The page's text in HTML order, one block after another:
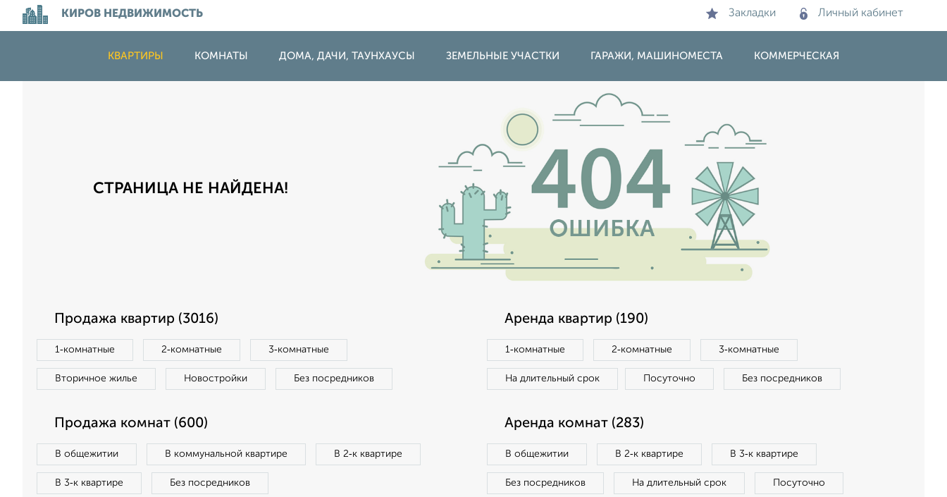
КИРОВ НЕДВИЖИМОСТЬ Закладки Личный кабинет
КВАРТИРЫ КОМНАТЫ ДОМА, ДАЧИ, ТАУНХАУСЫ ЗЕМЕЛЬНЫЕ УЧАСТКИ ГАРАЖИ, МАШИНОМЕСТА КОММЕРЧЕСКАЯ
СТРАНИЦА НЕ НАЙДЕНА!
Продажа квартир (3016)
1‑комнатные 2‑комнатные 3‑комнатные
Вторичное жилье Новостройки Без посредников
Аренда квартир (190)
1‑комнатные 2‑комнатные 3‑комнатные
На длительный срок Посуточно Без посредников
Продажа комнат (600)
В общежитии В коммунальной квартире В 2‑к квартире
В 3‑к квартире Без посредников
Аренда комнат (283)
В общежитии В 2‑к квартире В 3‑к квартире
Без посредников На длительный срок Посуточно